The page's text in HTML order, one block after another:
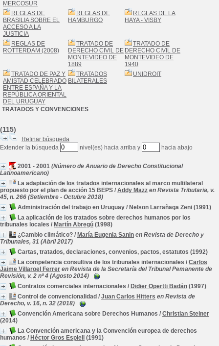
MERCOSUR
REGLAS DE
BRASILIA SOBRE EL
ACCESO A LA
JUSTICIA
REGLAS DE
HAMBURGO
REGLAS DE LA
HAYA - VISBY
REGLAS DE
ROTTERDAM (2008)
TRATADO DE
DERECHO CIVIL DE
MONTEVIDEO DE
1889
TRATADO DE
DERECHO CIVIL DE
MONTEVIDEO DE
1940
TRATADO DE PAZ Y
AMISTAD CELEBRADO
ENTRE ESPAÑA Y LA
REPÚBLICA ORIENTAL
DEL URUGUAY
TRATADOS
BILATERALES
UNIDROIT
TRATADOS Y CONVENCIONES
(115)
Refinar búsqueda
Extender la búsqueda
nivel(es) hacia arriba y hacia abajo
2001 - 2001 (Número de Anuario de Derecho Constitucional
Latinoamericano)
La adaptación de los tratados internacionales al marco multilateral
propuesto por el plan de acción 15 BEPS / Addy Mazz en Revista Tributaria, v.
45, n. 266 (Setiembre - Octubre 2018)
Administración del trabajo en Uruguay / Nelson Larrañaga Zeni (1991)
La aplicación de los tratados sobre derechos humanos por los
tribunales locales / Martín Abregú (1998)
¿Cambio climático? / María Eugenia Sanin en Revista de Derecho y
Tribunales, 31 (Abril 2017)
Cartas, tratados, declaraciones, convenios, pactos, estatutos (1992)
La competencia consultiva de los tribunales internacionales / Carlos
Jaime Villaroel Ferrer en Revista de la Secretaría del Tribunal Pemanente de
Revisión, v. 2 nº 4 (Agosto 2014)
Contratos comerciales internacionales / Didier Opertti Badán (1997)
Control de convencionalidad / Juan Carlos Hitters en Revista de
Derecho, v. 16, n. 32 (2018)
Convención Americana sobre Derechos Humanos / Christian Steiner
(2014)
La Convención americana y la Convención europea de derechos
humanos / Héctor Gros Espiell
(1991)